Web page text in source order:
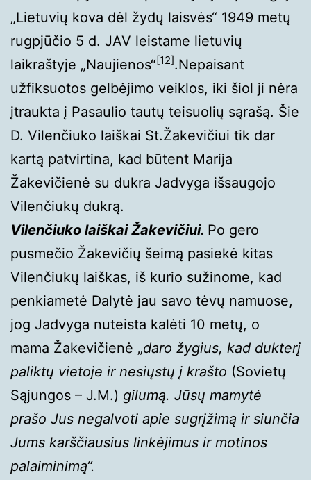
„Lietuvių kova dėl žydų laisvės“ 1949 metų
rugpjūčio 5 d. JAV leistame lietuvių
laikraštyje „Naujienos“[12].Nepaisant
užfiksuotos gelbėjimo veiklos, iki šiol ji nėra
įtraukta į Pasaulio tautų teisuolių sąrašą. Šie
D. Vilenčiuko laiškai St.Žakevičiui tik dar
kartą patvirtina, kad būtent Marija
Žakevičienė su dukra Jadvyga išsaugojo
Vilenčiukų dukrą.
Vilenčiuko laiškai Žakevičiui. Po gero
pusmečio Žakevičių šeimą pasiekė kitas
Vilenčiukų laiškas, iš kurio sužinome, kad
penkiametė Dalytė jau savo tėvų namuose,
jog Jadvyga nuteista kalėti 10 metų, o
mama Žakevičienė „daro žygius, kad dukterį
paliktų vietoje ir nesiųstų į krašto (Sovietų
Sąjungos – J.M.) gilumą. Jūsų mamytė
prašo Jus negalvoti apie sugrįžimą ir siunčia
Jums karščiausius linkėjimus ir motinos
palaiminimą“.